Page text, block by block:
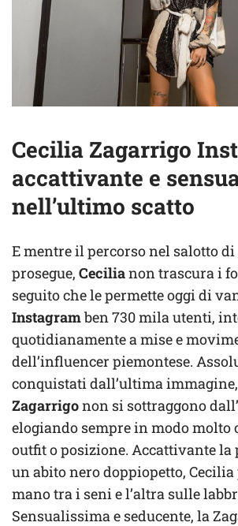
Cecilia Zagarrigo
accattivante e
nell’ultimo scatto
E mentre il percorso nel salotto di
prosegue, Cecilianon trascura i
seguito che le permette oggi di
Instagramben 730 mila utenti,
quotidianamente a mise e
dell’influencer piemontese.
conquistati dall’ultima
Zagarrigonon si sottraggono
elogiando sempre in modo molto
outfit o posizione. Accattivante la
un abito nero doppiopetto, Cecilia
mano tra i seni e l’altra sulle
Sensualissima e seducente, la